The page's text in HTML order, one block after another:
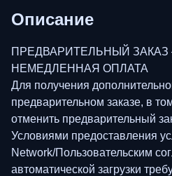
Описание
ПРЕДВАРИТЕЛЬНЫЙ ЗАКАЗ
НЕМЕДЛЕННАЯ ОПЛАТА
Для получения
предварительном заказе, в
отменить предварительный
Условиями предоставления
Network/Пользовательским
автоматической загрузки